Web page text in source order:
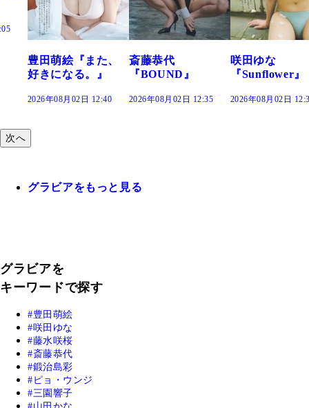
斎藤恭代
『BOUND』
2026年08月02日 12:35
咲田ゆな
『Sunflower』
2026年08月02日 12:30
藤水咲桜『花
だまり』
2026年08月02日
次へ
グラビアをもっと見る
グラビアを
キーワードで探す
豊田萌絵
咲田ゆな
藤水咲桜
斎藤恭代
鍛治島彩
ピョ・ウンジ
三園響子